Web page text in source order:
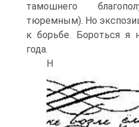
тамошнего
тюремным). Но
к борьбе. Бороться я
года.
Н